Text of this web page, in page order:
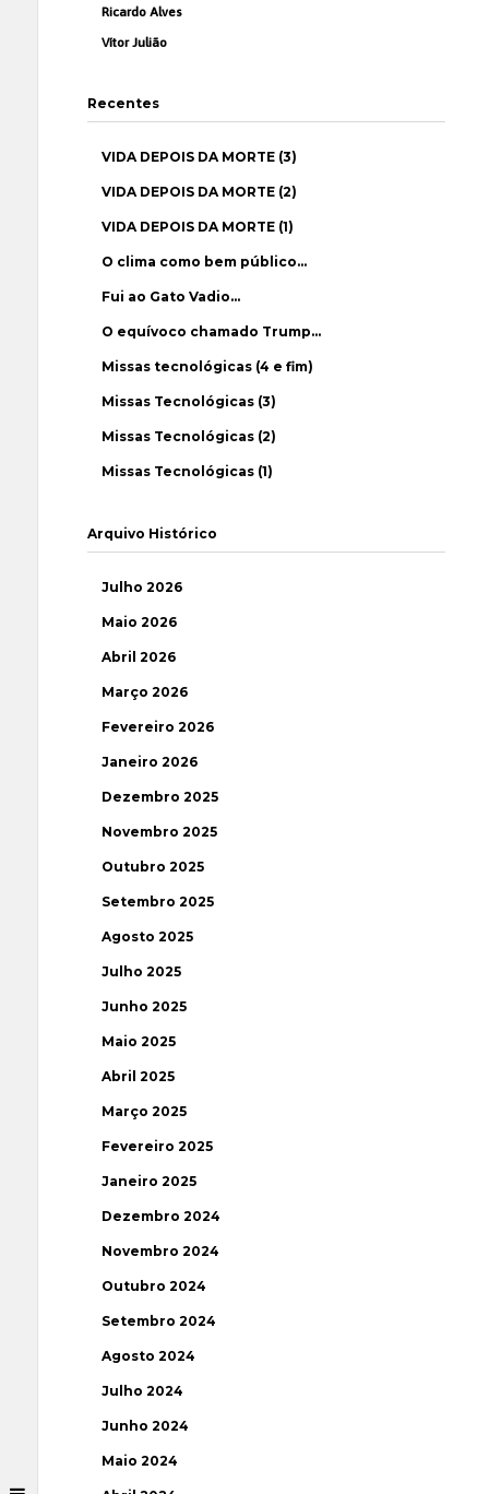
Ricardo Alves
Vítor Julião
Recentes
VIDA DEPOIS DA MORTE (3)
VIDA DEPOIS DA MORTE (2)
VIDA DEPOIS DA MORTE (1)
O clima como bem público…
Fui ao Gato Vadio…
O equívoco chamado Trump…
Missas tecnológicas (4 e fim)
Missas Tecnológicas (3)
Missas Tecnológicas (2)
Missas Tecnológicas (1)
Arquivo Histórico
Julho 2026
Maio 2026
Abril 2026
Março 2026
Fevereiro 2026
Janeiro 2026
Dezembro 2025
Novembro 2025
Outubro 2025
Setembro 2025
Agosto 2025
Julho 2025
Junho 2025
Maio 2025
Abril 2025
Março 2025
Fevereiro 2025
Janeiro 2025
Dezembro 2024
Novembro 2024
Outubro 2024
Setembro 2024
Agosto 2024
Julho 2024
Junho 2024
Maio 2024